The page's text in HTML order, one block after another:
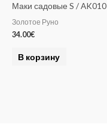
Маки садовые S / AK010
Золотое Руно
34.00€
В корзину